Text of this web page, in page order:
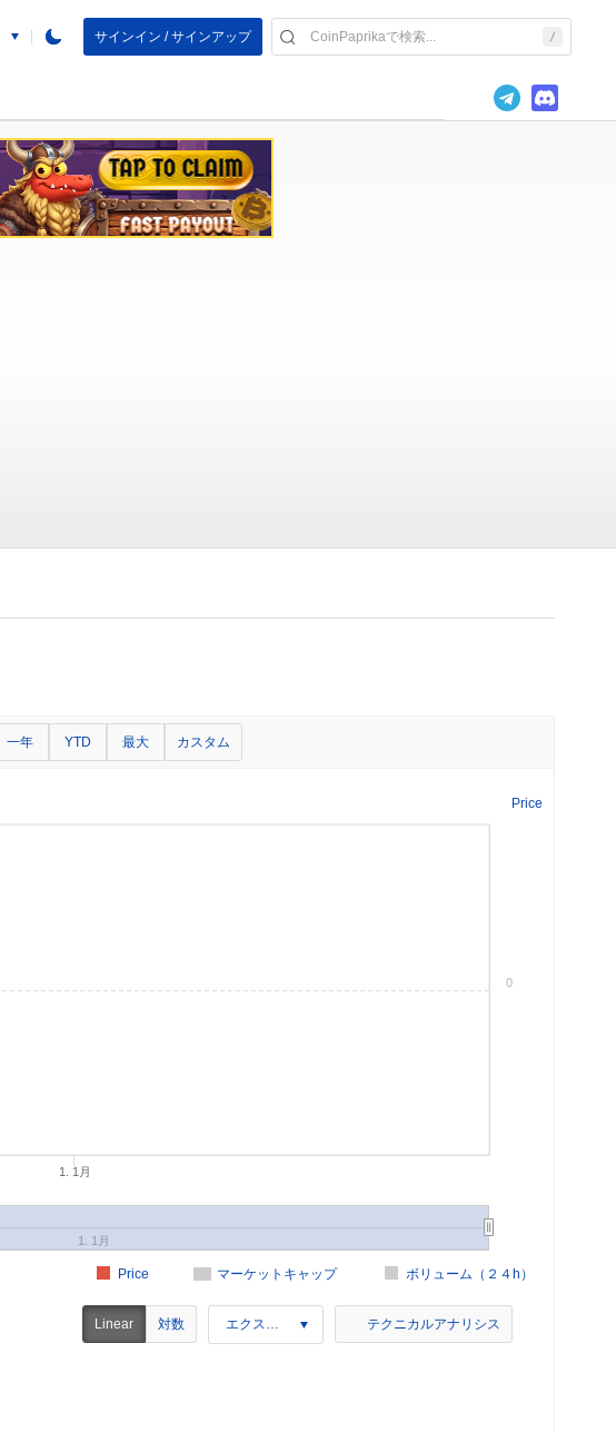
サインイン / サインアップ
一年 YTD 最大 カスタム
Price
マーケットキャップ ボリューム（２４h）
Price
1. 1月
1. 1月
0
Linear 対数 エクスポート テクニカルアナリシス